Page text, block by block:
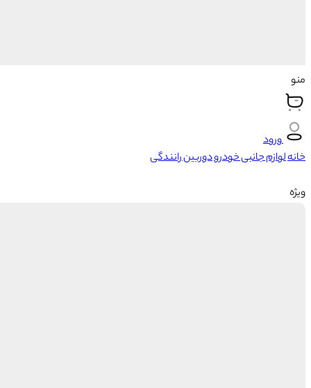
منو
ورود
خانهلوازم جانبی خودرودوربین رانندگی
ویژه